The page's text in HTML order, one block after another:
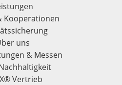
Kooperationen
uns
& Messen
Vertrieb